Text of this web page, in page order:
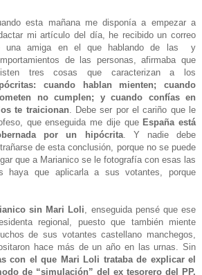
esta mañana me disponía a empezar a
mi artículo del día, he recibido un correo
una amiga en el que hablando de las
y
de las personas, afirmaba que
tres cosas que caracterizan a los
cuando hablan mienten; cuando
no cumplen; y cuando confías en
te traicionan. Debe ser por el cariño que le
que enseguida me dije que España está
por un hipócrita. Y nadie debe
de esta conclusión, porque no se puede
que a Marianico se le fotografía con esas las
haya que aplicarla a sus votantes, porque
sin Mari Loli, enseguida pensé que ese
regional, puesto que también miente
de sus votantes castellano manchegos,
hace más de un año en las urnas. Sin
con el que Mari Loli trataba de explicar el
de “simulación” del ex tesorero del PP,